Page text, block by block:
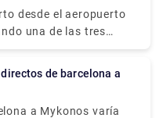
desde el aeropuerto
una de las tres
(transbordo). Si
4,9 EUR. El viaje
a Mykonos varía